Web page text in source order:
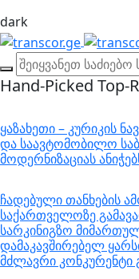
dark
Hand-Picked Top-
ყაზახეთი – კურიკის
და საავტომობილო
მოდერნიზაციას
ჩადებული თანხების
საქართველოზე
სარკინიგზო
დამაკავშირებელ
მძლავრი კონკურენტი